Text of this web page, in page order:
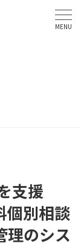
MENU
支援
個別相談
のシス